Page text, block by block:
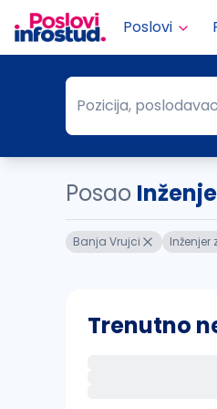
Poslovi
Pozicija,
Pozicija,
Posao
Banja Vrujci Inženjer
Trenutno